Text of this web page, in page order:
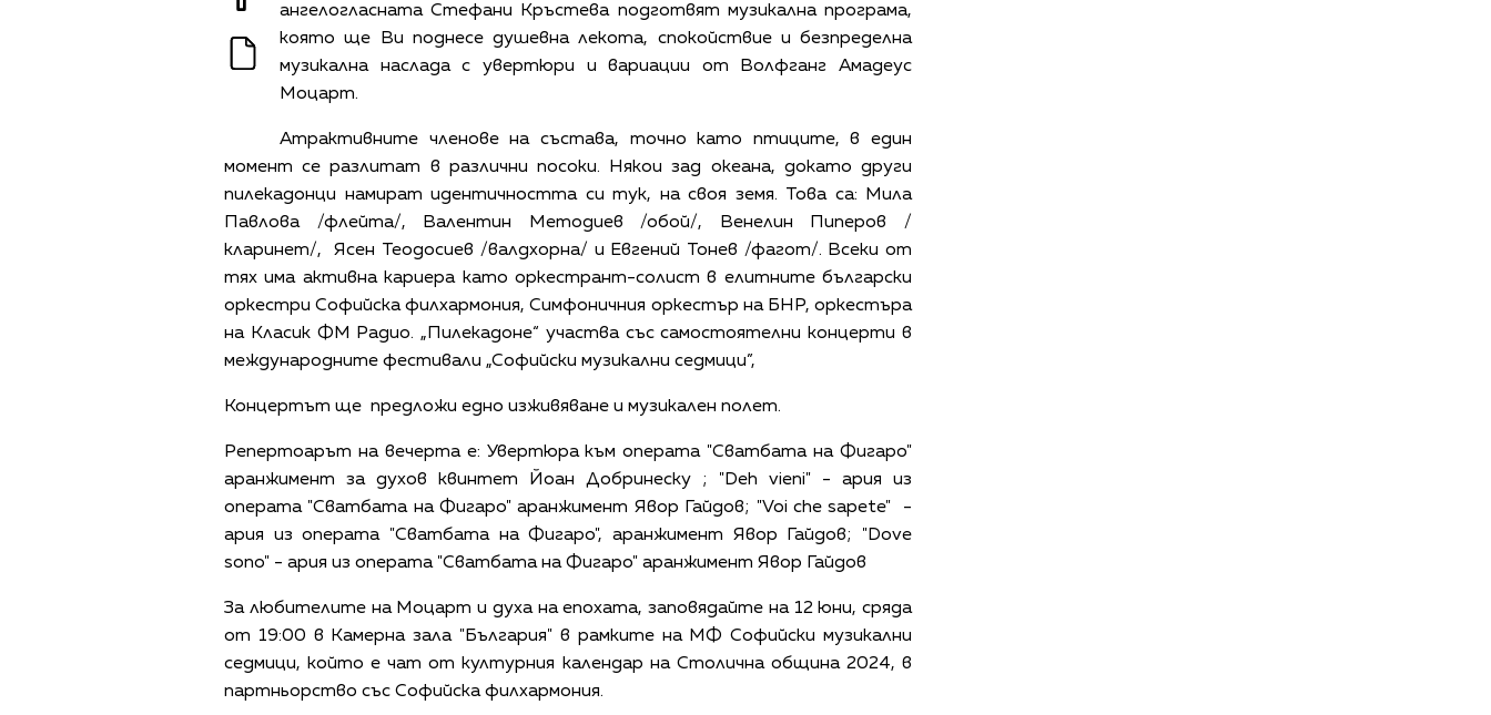
ангелогласната Стефани Кръстева подготвят музикална програма,
която ще Ви поднесе душевна лекота, спокойствие и безпределна
музикална наслада с увертюри и вариации от Волфганг Амадеус
Моцарт.
Атрактивните членове на състава, точно като птиците, в един
момент се разлитат в различни посоки. Някои зад океана, докато други
пилекадонци намират идентичността си тук, на своя земя. Това са: Мила
Павлова /флейта/, Валентин Методиев /обой/, Венелин Пиперов /
кларинет/, Ясен Теодосиев /валдхорна/ и Евгений Тонев /фагот/. Всеки от
тях има активна кариера като оркестрант-солист в елитните български
оркестри Софийска филхармония, Симфоничния оркестър на БНР, оркестъра
на Класик ФМ Радио. „Пилекадоне“ участва със самостоятелни концерти в
международните фестивали „Софийски музикални седмици”,
Концертът ще предложи едно изживяване и музикален полет.
Репертоарът на вечерта е: Увертюра към операта "Сватбата на Фигаро"
аранжимент за духов квинтет Йоан Добринеску ; "Deh vieni" - ария из
операта "Сватбата на Фигаро" аранжимент Явор Гайдов; "Voi che sapete" -
ария из операта "Сватбата на Фигаро", аранжимент Явор Гайдов; "Dove
sono" - ария из операта "Сватбата на Фигаро" аранжимент Явор Гайдов
За любителите на Моцарт и духа на епохата, заповядайте на 12 юни, сряда
от 19:00 в Камерна зала "България" в рамките на МФ Софийски музикални
седмици, който е чат от културния календар на Столична община 2024, в
партньорство със Софийска филхармония.